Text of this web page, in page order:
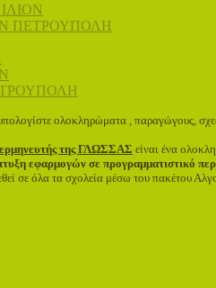
ΠΕΤΡΟΥΠΟΛΗ
ολοκληρώματα , παραγώγους,
της ΓΛΩΣΣΑΣ είναι ένα
εφαρμογών σε προγραμματιστικό
σε όλα τα σχολεία μέσω του πακέτου